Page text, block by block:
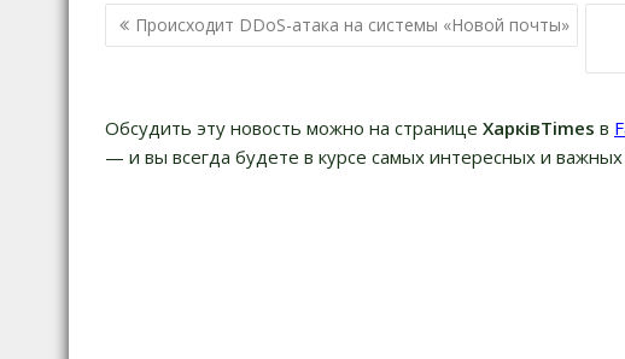
Навигация
по
Происходит DDoS-атака на системы «Новой почты»
Обсудить эту новость можно на странице ХарківTimes в
— и вы всегда будете в курсе самых интересных и важных